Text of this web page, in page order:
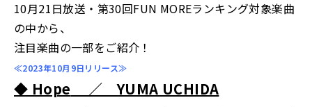
10月21日放送・第30回FUN MOREランキング対象楽曲
の中から、
注目楽曲の一部をご紹介！
≪2023年10月9日リリース≫
◆ Hope ／ YUMA UCHIDA